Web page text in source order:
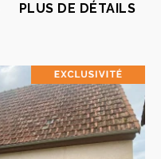
PLUS DE DÉTAILS